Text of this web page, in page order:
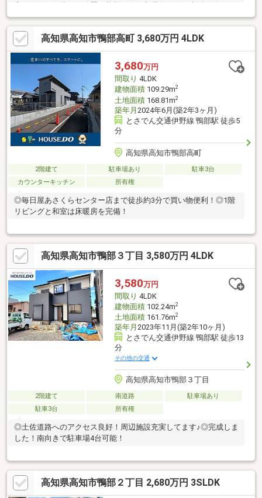
完了から日が浅く、綺麗な状態なので入居後すぐに生活を始めら
れますね♪
高知県高知市鴨部高町 3,680万円 4LDK
3,680万円
間取り 4LDK
建物面積109.29m2
土地面積168.81m2
築年月 2024年6月(築2年3ヶ月)
とさでん交通伊野線 鴨部駅 徒歩5
分
高知県高知市鴨部高町
2階建て 駐車場あり
駐車3台
カウンターキッチン
所有権
◎毎日屋あさくらセンター店まで徒歩約3分で買い物便利！◎1階
リビングと和室は床暖房を完備！
高知県高知市鴨部３丁目 3,580万円 4LDK
3,580万円
間取り 4LDK
建物面積102.24m2
土地面積161.76m2
築年月 2023年11月(築2年10ヶ月)
とさでん交通伊野線 鴨部駅 徒歩13
分
その他の交通
高知県高知市鴨部３丁目
2階建て 南道路
駐車場あり
駐車3台
所有権
◎土佐道路へのアクセス良好！周辺施設充実してます♪◎完成しま
した！南向きで駐車場4台可能！
高知県高知市鴨部２丁目 2,680万円 3SLDK